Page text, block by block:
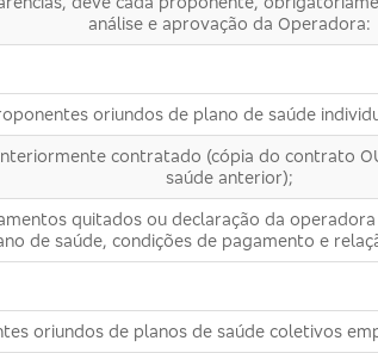
análise e aprovação da Operadora:
oriundos de plano de saúde
contratado (cópia do contrato
saúde anterior);
quitados ou declaração da
de saúde, condições de pagamento e
oriundos de planos de saúde coletivos